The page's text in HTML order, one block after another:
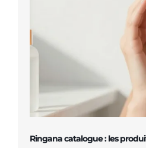
Ringana catalogue : les